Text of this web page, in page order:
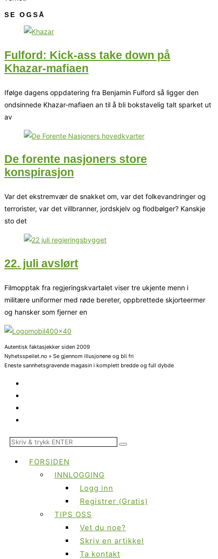
SE OGSÅ
Fulford: Kick-ass take down på
Khazar-mafiaen
Ifølge dagens oppdatering fra Benjamin Fulford så ligger den
ondsinnede Khazar-mafiaen an til å bli bokstavelig talt sparket ut
av
De forente nasjoners store
konspirasjon
Var det ekstremvær de snakket om, var det folkevandringer og
terrorister, var det villbranner, jordskjelv og flodbølger? Kanskje
sto det
22. juli avslørt
Filmopptak fra regjeringskvartalet viser tre ukjente menn i
militære uniformer med røde bereter, oppbrettede skjorteermer
og hansker som fjerner en
Autentisk faktasjekker siden 2009
Nyhetsspeilet.no » Se gjennom illusjonene og bli fri
Eneste sannhetsgravende magasin i komplett bredde og full dybde
FORSIDEN
INNLOGGING
Logg inn
Registrer (Gratis)
TIPS OSS
Vet du noe?
Skriv en artikkel
Ta kontakt